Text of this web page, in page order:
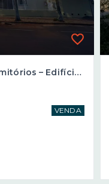
Apartamento à Venda – 2 Dormitórios – Edifício Consular III – Bairro Santo Antônio – Pinhalzinho/SC
VENDA